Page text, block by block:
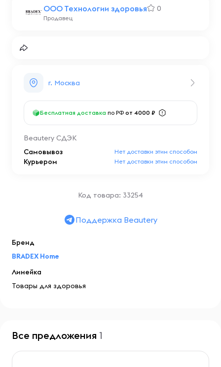
ООО Технологии здоровья 0
Продавец
г. Москва
Бесплатная доставка по РФ от 4000 ₽
Beautery СДЭК
Самовывоз
Нет доставки этим способом
Курьером Нет доставки этим способом
Код товара: 33254
Поддержка Beautery
Бренд
BRADEX Home
Линейка
Товары для здоровья
Все предложения 1